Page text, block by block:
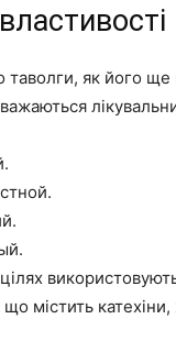
таволги, як його
що містить